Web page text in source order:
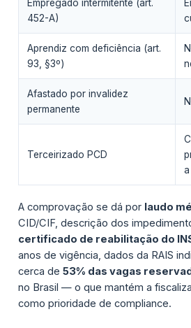
Empregado intermitente (art.
452-A)
Aprendiz com deficiência (art.
93, §3º)
Afastado por invalidez
permanente
Terceirizado PCD
A comprovação se dá por laudo
CID/CIF, descrição dos
certificado de reabilitação do
anos de vigência, dados da RAIS
cerca de 53% das vagas
no Brasil — o que mantém a
como prioridade de compliance.